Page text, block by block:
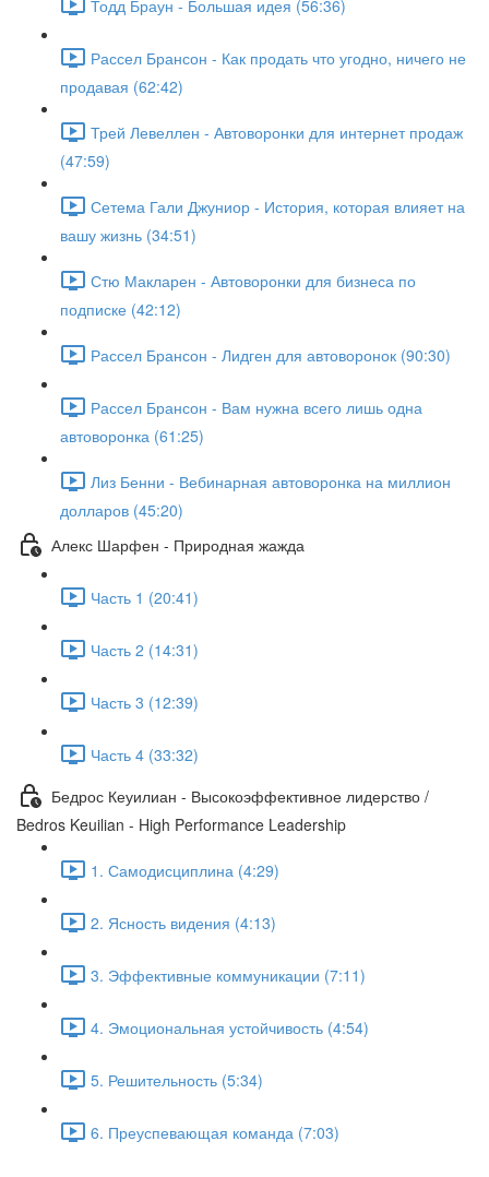
Тодд Браун - Большая идея (56:36)
Рассел Брансон - Как продать что угодно, ничего не
продавая (62:42)
Трей Левеллен - Автоворонки для интернет продаж
(47:59)
Сетема Гали Джуниор - История, которая влияет на
вашу жизнь (34:51)
Стю Макларен - Автоворонки для бизнеса по
подписке (42:12)
Рассел Брансон - Лидген для автоворонок (90:30)
Рассел Брансон - Вам нужна всего лишь одна
автоворонка (61:25)
Лиз Бенни - Вебинарная автоворонка на миллион
долларов (45:20)
Алекс Шарфен - Природная жажда
Часть 1 (20:41)
Часть 2 (14:31)
Часть 3 (12:39)
Часть 4 (33:32)
Бедрос Кеуилиан - Высокоэффективное лидерство /
Bedros Keuilian - High Performance Leadership
1. Самодисциплина (4:29)
2. Ясность видения (4:13)
3. Эффективные коммуникации (7:11)
4. Эмоциональная устойчивость (4:54)
5. Решительность (5:34)
6. Преуспевающая команда (7:03)